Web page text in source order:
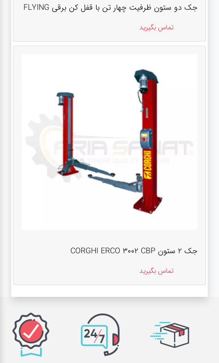
جک دو ستون ظرفیت چهار تن با قفل کن برقی FLYING
تماس بگیرید
جک ۲ ستون CORGHI ERCO 3002 CBP
تماس بگیرید